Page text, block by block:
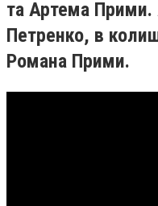
та Артема Прими.
Петренко, в
Романа Прими.